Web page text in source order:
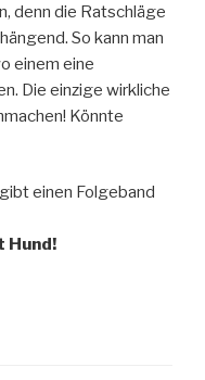
denn die Ratschläge
So kann man
einem eine
Die einzige wirkliche
Könnte
einen Folgeband
Hund!